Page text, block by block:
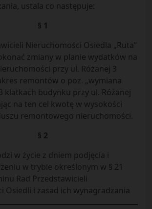
ustala co następuje:
§ 1
Nieruchomości Osiedla „Ruta”
zmiany w planie wydatków na
przy ul. Różanej 3
remontów o poz. „wymiana
klatkach budynku przy ul. Różanej
na ten cel kwotę w wysokości
remontowego nieruchomości.
§ 2
w życie z dniem podjęcia i
w trybie określonym w § 21
Rad Przedstawicieli
Osiedli i zasad ich wynagradzania